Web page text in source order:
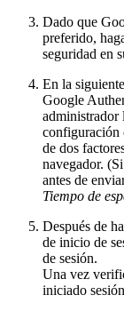
Dado que
preferido,
seguridad en
En la
Google
administrador
configuración
de dos
navegador.
antes de
Tiempo de
Después de
de inicio de
de sesión.
Una vez
iniciado